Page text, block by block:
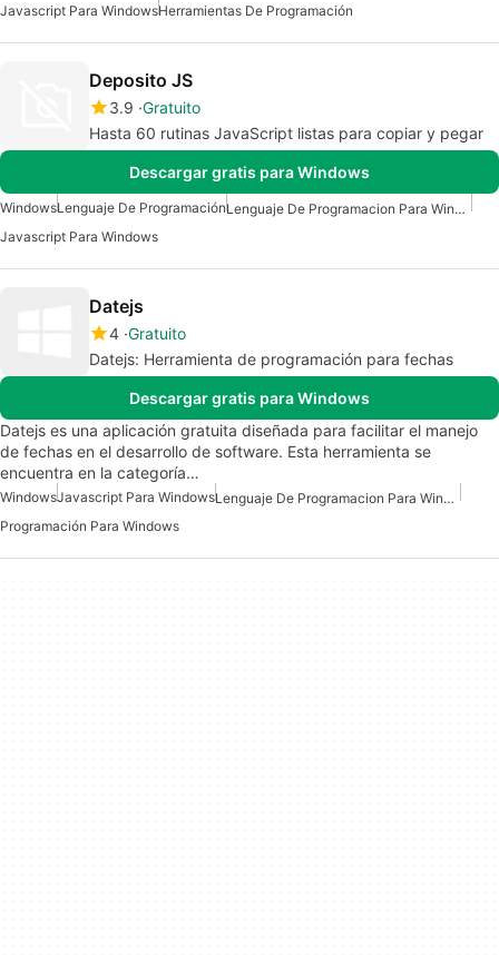
Javascript Para WindowsHerramientas De Programación
Deposito JS
3.9 Gratuito
Hasta 60 rutinas JavaScript listas para copiar y pegar
Descargar gratis para Windows
WindowsLenguaje De Programación
Lenguaje De Programacion Para Windows
Javascript Para Windows
Datejs
4 Gratuito
Datejs: Herramienta de programación para fechas
Descargar gratis para Windows
Datejs es una aplicación gratuita diseñada para facilitar el manejo
de fechas en el desarrollo de software. Esta herramienta se
encuentra en la categoría…
WindowsJavascript Para Windows
Lenguaje De Programacion Para Windows
Programación Para Windows